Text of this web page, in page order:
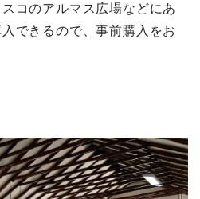
コのアルマス広場などにあ
できるので、事前購入をお